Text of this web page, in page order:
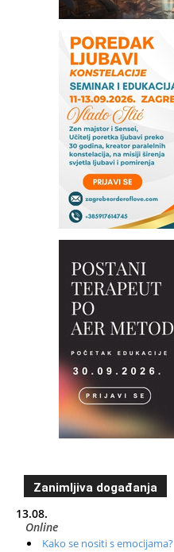
Zanimljiva događanja
13.08.
Online
Kako se nositi s emocijama?